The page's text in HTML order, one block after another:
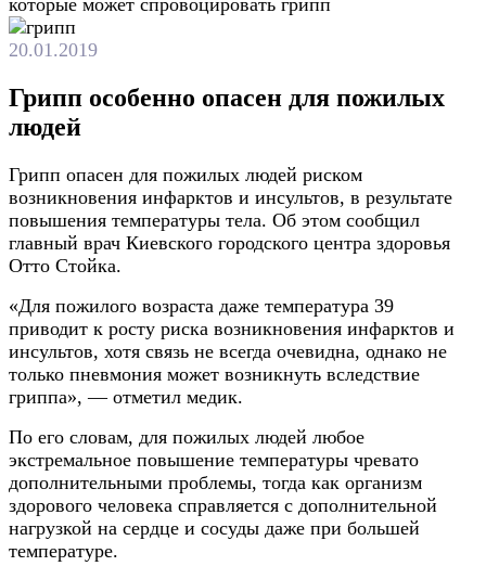
20.01.2019
Грипп особенно опасен для пожилых
людей
Грипп опасен для пожилых людей риском
возникновения инфарктов и инсультов, в результате
повышения температуры тела. Об этом сообщил
главный врач Киевского городского центра здоровья
Отто Стойка.
«Для пожилого возраста даже температура 39
приводит к росту риска возникновения инфарктов и
инсультов, хотя связь не всегда очевидна, однако не
только пневмония может возникнуть вследствие
гриппа», — отметил медик.
По его словам, для пожилых людей любое
экстремальное повышение температуры чревато
дополнительными проблемы, тогда как организм
здорового человека справляется с дополнительной
нагрузкой на сердце и сосуды даже при большей
температуре.